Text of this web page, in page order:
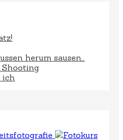
herum sausen…
Shooting
ich